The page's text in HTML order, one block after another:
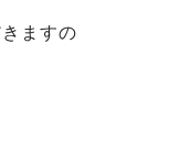
ますの